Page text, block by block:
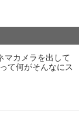
マカメラを出して
て何がそんなにス